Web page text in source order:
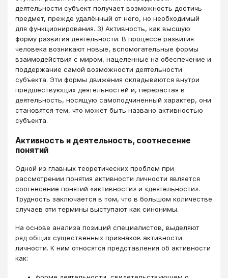
деятельности субъект получает возможность достичь
предмет, прежде удалённый от него, но необходимый
для функционирования. 3) Активность, как высшую
форму развития деятельности. В процессе развития
человека возникают новые, вспомогательные формы
взаимодействия с миром, нацеленные на обеспечение и
поддержание самой возможности деятельности
субъекта. Эти формы движения складываются внутри
предшествующих деятельностей и, перерастая в
деятельность, носящую самоподчиненный характер, они
становятся тем, что может быть названо активностью
субъекта.
Активность и деятельность, соотнесение
понятий
Одной из главных теоретических проблем при
рассмотрении понятия активности личности является
соотнесение понятий «активности» и «деятельности».
Трудность заключается в том, что в большом количестве
случаев эти термины выступают как синонимы.
На основе анализа позиций специалистов, выделяют
ряд общих существенных признаков активности
личности. К ним относятся представления об активности
как: